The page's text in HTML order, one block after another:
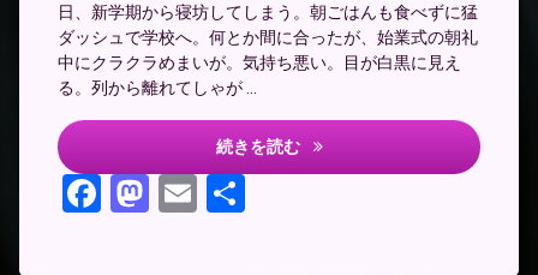
日、新学期から寝坊してしまう。朝ごはんも食べずに猛
ダッシュで学校へ。何とか間に合ったが、始業式の朝礼
中にクラクラめまいが。気持ち悪い。目が白黒に見え
る。列から離れてしゃが …
続きを読む 新学期の思い出
Facebook
Mastodon
Email